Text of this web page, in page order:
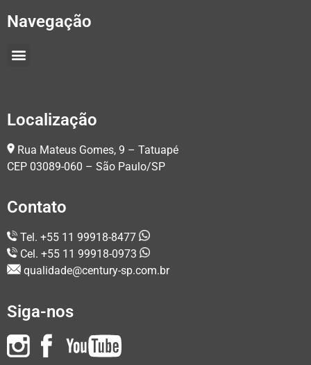
Navegação
Localização
Rua Mateus Gomes, 9 – Tatuapé
CEP 03089-060 – São Paulo/SP
Contato
Tel. +55 11 99918-8477
Cel. +55 11 99918-0973
qualidade@century-sp.com.br
Siga-nos